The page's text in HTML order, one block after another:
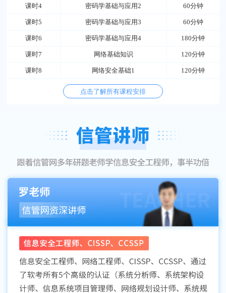
课时4 密码学基础与应用2 60分钟
课时5 密码学基础与应用3 60分钟
课时6 密码学基础与应用4 180分钟
课时7 网络基础知识 120分钟
课时8 网络安全基础1 120分钟
点击了解所有课程安排